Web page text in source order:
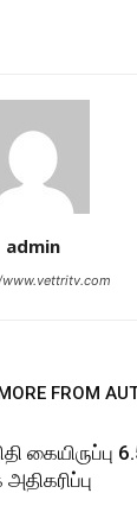
admin
FROM
கையிருப்பு